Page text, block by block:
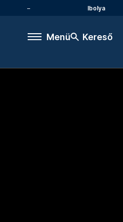
Ibolya
Menü Kereső